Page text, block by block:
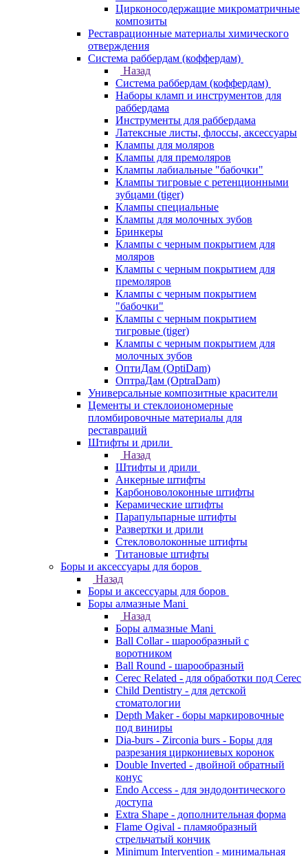
Цирконосодержащие микроматричные
композиты
Реставрационные материалы химического
отверждения
Система раббердам (коффердам)
Назад
Система раббердам (коффердам)
Наборы кламп и инструментов для
раббердама
Инструменты для раббердама
Латексные листы, флоссы, аксессуары
Клампы для моляров
Клампы для премоляров
Клампы лабиальные "бабочки"
Клампы тигровые с ретенционными
зубцами (tiger)
Клампы специальные
Клампы для молочных зубов
Бринкеры
Клампы с черным покрытием для
моляров
Клампы с черным покрытием для
премоляров
Клампы с черным покрытием
"бабочки"
Клампы с черным покрытием
тигровые (tiger)
Клампы с черным покрытием для
молочных зубов
ОптиДам (OptiDam)
ОптраДам (OptraDam)
Универсальные композитные красители
Цементы и стеклоиономерные
пломбировочные материалы для
реставраций
Штифты и дрили
Назад
Штифты и дрили
Анкерные штифты
Карбоноволоконные штифты
Керамические штифты
Парапульпарные штифты
Развертки и дрили
Стекловолоконные штифты
Титановые штифты
Боры и аксессуары для боров
Назад
Боры и аксессуары для боров
Боры алмазные Mani
Назад
Боры алмазные Mani
Ball Collar - шарообразный c
воротником
Ball Round - шарообразный
Cerec Related - для обработки под Cerec
Child Dentistry - для детской
стоматологии
Depth Maker - боры маркировочные
под виниры
Dia-burs - Zirconia burs - Боры для
разрезания циркониевых коронок
Double Inverted - двойной обратный
конус
Endo Access - для эндодонтического
доступа
Extra Shape - дополнительная форма
Flame Ogival - пламяобразный
стрельчатый кончик
Minimum Intervention - минимальная